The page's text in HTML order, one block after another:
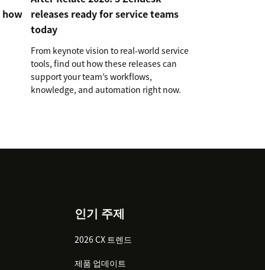
how
releases ready for service teams
today
From keynote vision to real-world service
tools, find out how these releases can
support your team’s workflows,
knowledge, and automation right now.
인기 주제
2026 CX 트렌드
제품 업데이트